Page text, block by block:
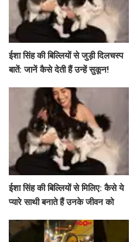
ईशा सिंह की बिल्लियों से जुड़ी दिलचस्प
बातें: जानें कैसे देती हैं उन्हें सुकून!
ईशा सिंह की बिल्लियों से मिलिए: कैसे ये
प्यारे साथी बनाते हैं उनके जीवन को